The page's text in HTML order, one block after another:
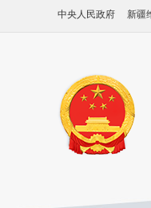
中央人民政府 新疆